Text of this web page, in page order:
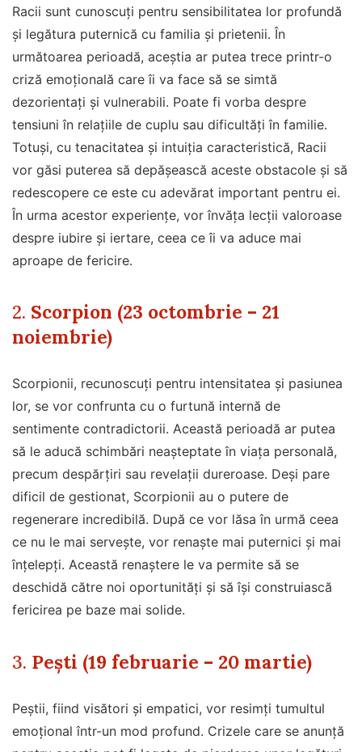
Racii sunt cunoscuți pentru sensibilitatea lor profundă
și legătura puternică cu familia și prietenii. În
următoarea perioadă, aceștia ar putea trece printr-o
criză emoțională care îi va face să se simtă
dezorientați și vulnerabili. Poate fi vorba despre
tensiuni în relațiile de cuplu sau dificultăți în familie.
Totuși, cu tenacitatea și intuiția caracteristică, Racii
vor găsi puterea să depășească aceste obstacole și să
redescopere ce este cu adevărat important pentru ei.
În urma acestor experiențe, vor învăța lecții valoroase
despre iubire și iertare, ceea ce îi va aduce mai
aproape de fericire.
2. Scorpion (23 octombrie – 21
noiembrie)
Scorpionii, recunoscuți pentru intensitatea și pasiunea
lor, se vor confrunta cu o furtună internă de
sentimente contradictorii. Această perioadă ar putea
să le aducă schimbări neașteptate în viața personală,
precum despărțiri sau revelații dureroase. Deși pare
dificil de gestionat, Scorpionii au o putere de
regenerare incredibilă. După ce vor lăsa în urmă ceea
ce nu le mai servește, vor renaște mai puternici și mai
înțelepți. Această renaștere le va permite să se
deschidă către noi oportunități și să își construiască
fericirea pe baze mai solide.
3. Pești (19 februarie – 20 martie)
Peștii, fiind visători și empatici, vor resimți tumultul
emoțional într-un mod profund. Crizele care se anunță